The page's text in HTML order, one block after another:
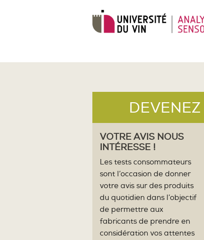
DEVENEZ
VOTRE AVIS NOUS
INTÉRESSE !
Les tests consommateurs
sont l’occasion de donner
votre avis sur des produits
du quotidien dans l’objectif
de permettre aux
fabricants de prendre en
considération vos attentes